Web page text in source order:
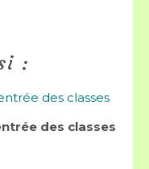
:
des classes